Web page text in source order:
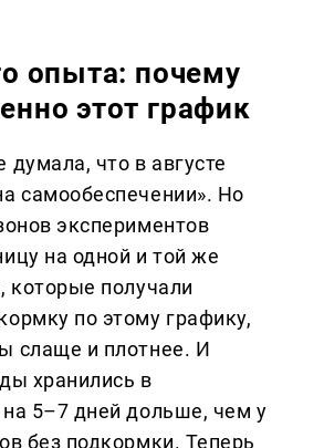
опыта: почему
этот график
что в августе
самообеспечении». Но
экспериментов
на одной и той же
которые получали
по этому графику,
слаще и плотнее. И
хранились в
5–7 дней дольше, чем у
без подкормки. Теперь